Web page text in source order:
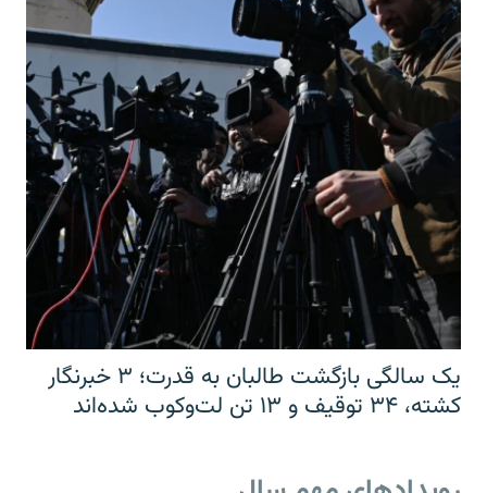
یک سالگی بازگشت طالبان به قدرت؛ ۳ خبرنگار
کشته، ۳۴ توقیف و ۱۳ تن لت‌وکوب شده‌اند